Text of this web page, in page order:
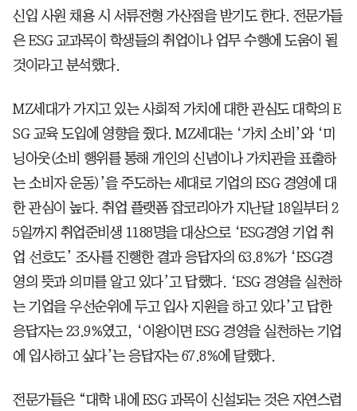
신입 사원 채용 시 서류전형 가산점을 받기도 한다. 전문가들
은 ESG 교과목이 학생들의 취업이나 업무 수행에 도움이 될
것이라고 분석했다.
MZ세대가 가지고 있는 사회적 가치에 대한 관심도 대학의 E
SG 교육 도입에 영향을 줬다. MZ세대는 ‘가치 소비’와 ‘미
닝아웃(소비 행위를 통해 개인의 신념이나 가치관을 표출하
는 소비자 운동)’을 주도하는 세대로 기업의 ESG 경영에 대
한 관심이 높다. 취업 플랫폼 잡코리아가 지난달 18일부터 2
5일까지 취업준비생 1188명을 대상으로 ‘ESG경영 기업 취
업 선호도’ 조사를 진행한 결과 응답자의 63.8%가 ‘ESG경
영의 뜻과 의미를 알고 있다’고 답했다. ‘ESG 경영을 실천하
는 기업을 우선순위에 두고 입사 지원을 하고 있다’고 답한
응답자는 23.9%였고, ‘이왕이면 ESG 경영을 실천하는 기업
에 입사하고 싶다’는 응답자는 67.8%에 달했다.
전문가들은 “대학 내에 ESG 과목이 신설되는 것은 자연스럽